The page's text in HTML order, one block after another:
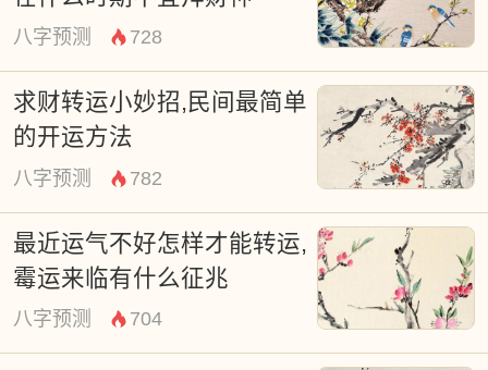
八字预测 728
求财转运小妙招,民间最简单
的开运方法
八字预测 782
最近运气不好怎样才能转运,
霉运来临有什么征兆
八字预测 704